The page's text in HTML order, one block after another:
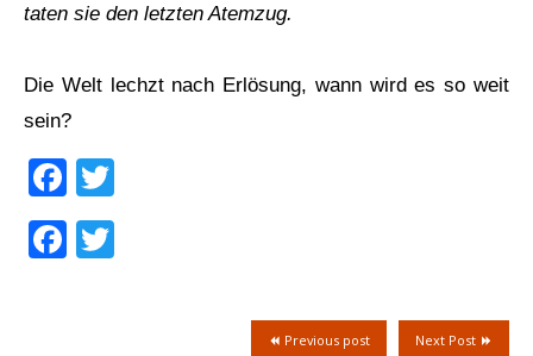
taten sie den letzten Atemzug.
Die Welt lechzt nach Erlösung, wann wird es so weit
sein?
Facebook
Facebook
Next Post
Previous post